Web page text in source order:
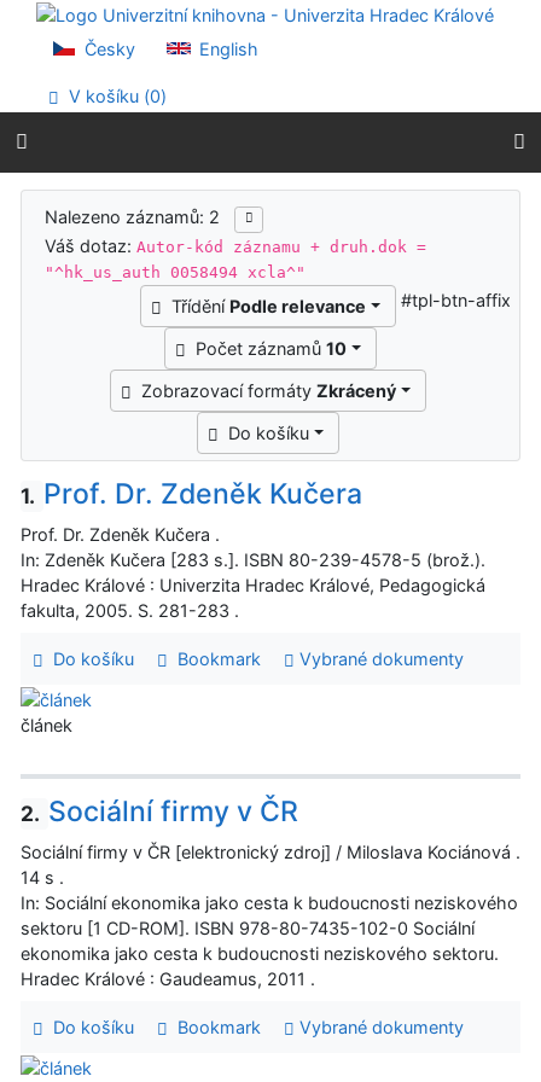
Přejít na obsah
Přejít na menu
Prohlášení o webové přístupnosti
Česky English
V košíku (0)
Výsledky vyhledávání
Nalezeno záznamů: 2
Váš dotaz:Autor-kód záznamu + druh.dok =
"^hk_us_auth 0058494 xcla^"
Třídění Podle relevance
Počet záznamů 10
Zobrazovací formáty Zkrácený
Do košíku
#tpl-btn-affix
1. Prof. Dr. Zdeněk Kučera
Prof. Dr. Zdeněk Kučera .
In: Zdeněk Kučera [283 s.]. ISBN 80-239-4578-5 (brož.).
Hradec Králové : Univerzita Hradec Králové, Pedagogická
fakulta, 2005. S. 281-283 .
Do košíku Bookmark Vybrané dokumenty
článek
2. Sociální firmy v ČR
Sociální firmy v ČR [elektronický zdroj] / Miloslava Kociánová .
14 s .
In: Sociální ekonomika jako cesta k budoucnosti neziskového
sektoru [1 CD-ROM]. ISBN 978-80-7435-102-0 Sociální
ekonomika jako cesta k budoucnosti neziskového sektoru.
Hradec Králové : Gaudeamus, 2011 .
Do košíku Bookmark Vybrané dokumenty